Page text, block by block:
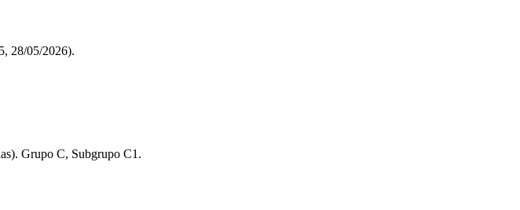
28/05/2026).
Grupo C, Subgrupo C1.